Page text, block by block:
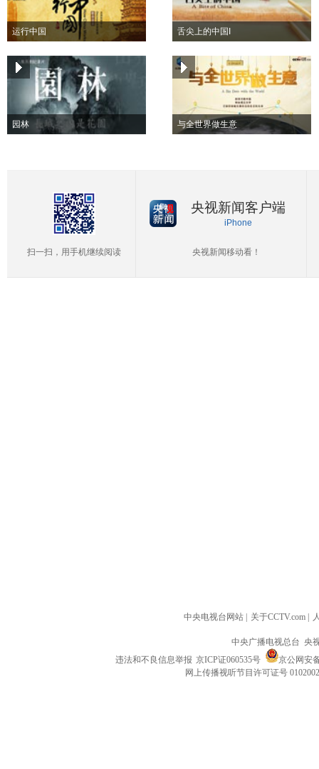
运行中国 舌尖上的中国I
园林 与全世界做生意
扫一扫，用手机继续阅读
央视新闻客户端
iPhone
央视新闻移动看！
中央电视台网站 关于CCTV.com
中央广播电视总台 央
违法和不良信息举报 京ICP证060535号
京公网安
网上传播视听节目许可证号